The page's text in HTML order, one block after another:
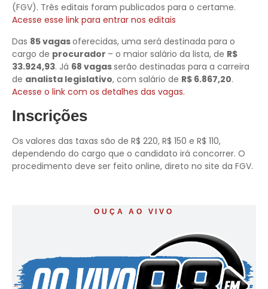
(FGV). Três editais foram publicados para o certame.
Acesse esse link para entrar nos editais
Das 85 vagasoferecidas, uma será destinada para o
cargo de procurador – o maior salário da lista, de R$
33.924,93. Já 68 vagasserão destinadas para a carreira
de analista legislativo, com salário de R$ 6.867,20.
Acesse o link com os detalhes das vagas.
Inscrições
Os valores das taxas são de R$ 220, R$ 150 e R$ 110,
dependendo do cargo que o candidato irá concorrer. O
procedimento deve ser feito online, direto no site da FGV.
OUÇA AO VIVO